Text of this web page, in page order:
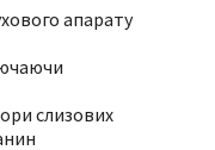
апарату
слизових